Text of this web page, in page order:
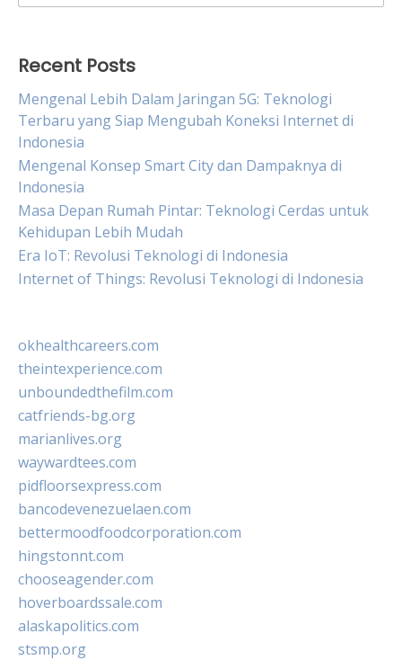
for:
Recent Posts
Mengenal Lebih Dalam Jaringan 5G: Teknologi
Terbaru yang Siap Mengubah Koneksi Internet di
Indonesia
Mengenal Konsep Smart City dan Dampaknya di
Indonesia
Masa Depan Rumah Pintar: Teknologi Cerdas untuk
Kehidupan Lebih Mudah
Era IoT: Revolusi Teknologi di Indonesia
Internet of Things: Revolusi Teknologi di Indonesia
okhealthcareers.com
theintexperience.com
unboundedthefilm.com
catfriends-bg.org
marianlives.org
waywardtees.com
pidfloorsexpress.com
bancodevenezuelaen.com
bettermoodfoodcorporation.com
hingstonnt.com
chooseagender.com
hoverboardssale.com
alaskapolitics.com
stsmp.org